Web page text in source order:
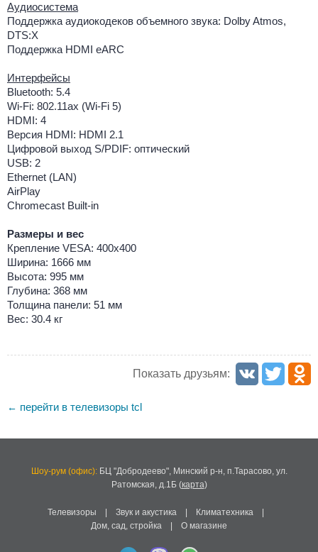
Аудиосистема
Поддержка аудиокодеков объемного звука: Dolby Atmos,
DTS:X
Поддержка HDMI eARC
Интерфейсы
Bluetooth: 5.4
Wi-Fi: 802.11ax (Wi-Fi 5)
HDMI: 4
Версия HDMI: HDMI 2.1
Цифровой выход S/PDIF: оптический
USB: 2
Ethernet (LAN)
AirPlay
Chromecast Built-in
Размеры и вес
Крепление VESA: 400x400
Ширина: 1666 мм
Высота: 995 мм
Глубина: 368 мм
Толщина панели: 51 мм
Вес: 30.4 кг
Показать друзьям:
← перейти в телевизоры tcl
Шоу-рум (офис):БЦ "Добродеево", Минский р-н, п.Тарасово, ул.
Ратомская, д.1Б(карта)
Телевизоры Звук и акустика Климатехника
Дом, сад, стройка
О магазине